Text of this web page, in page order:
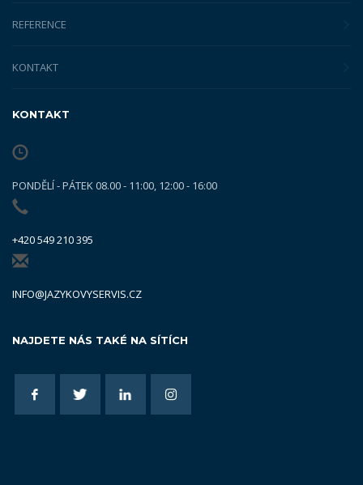
REFERENCE
KONTAKT
KONTAKT
PONDĚLÍ - PÁTEK 08.00 - 11:00, 12:00 - 16:00
+420 549 210 395
INFO@JAZYKOVYSERVIS.CZ
NAJDETE NÁS TAKÉ NA SÍTÍCH